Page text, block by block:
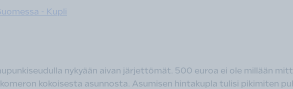
- Kupli
nykyään aivan järjettömät. 500 euroa ei ole millään
kokoisesta asunnosta. Asumisen hintakupla tulisi pikimiten